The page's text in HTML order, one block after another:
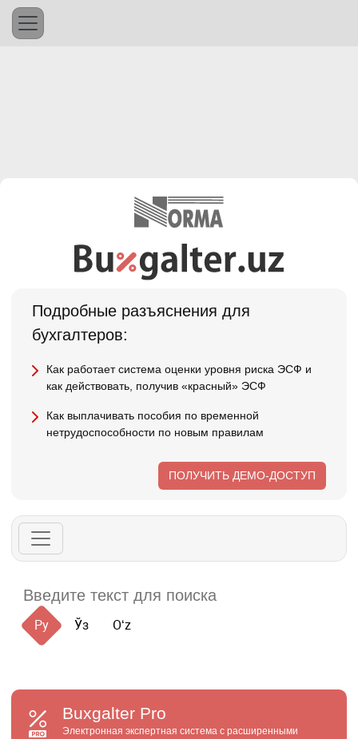
Подробные разъяснения для
бухгалтеров:
Как работает система оценки уровня риска ЭСФ и
как действовать, получив «красный» ЭСФ
Как выплачивать пособия по временной
нетрудоспособности по новым правилам
ПОЛУЧИТЬ ДЕМО-ДОСТУП
Ру Ўз Oʻz
Buxgalter Pro
Электронная экспертная система с расширенными